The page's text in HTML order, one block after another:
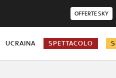
OFFERTE SKY
UCRAINA SPETTACOLO